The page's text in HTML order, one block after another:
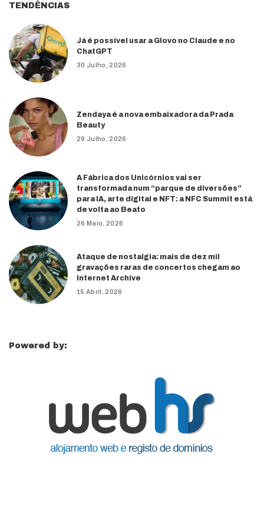
TENDÊNCIAS
Já é possível usar a Glovo no Claude e no
ChatGPT
30 Julho, 2026
Zendaya é a nova embaixadora da Prada
Beauty
29 Julho, 2026
A Fábrica dos Unicórnios vai ser
transformada num “parque de diversões”
para IA, arte digital e NFT: a NFC Summit está
de volta ao Beato
26 Maio, 2026
Ataque de nostalgia: mais de dez mil
gravações raras de concertos chegam ao
Internet Archive
15 Abril, 2026
Powered by: